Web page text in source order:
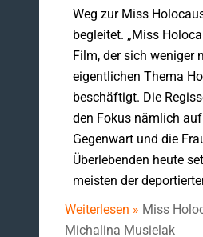
Weg zur Miss
begleitet. „Miss
Film, der sich weniger
eigentlichen Thema
beschäftigt. Die
den Fokus nämlich
Gegenwart und die
Überlebenden heute
meisten der
Weiterlesen » Miss
Michalina Musielak